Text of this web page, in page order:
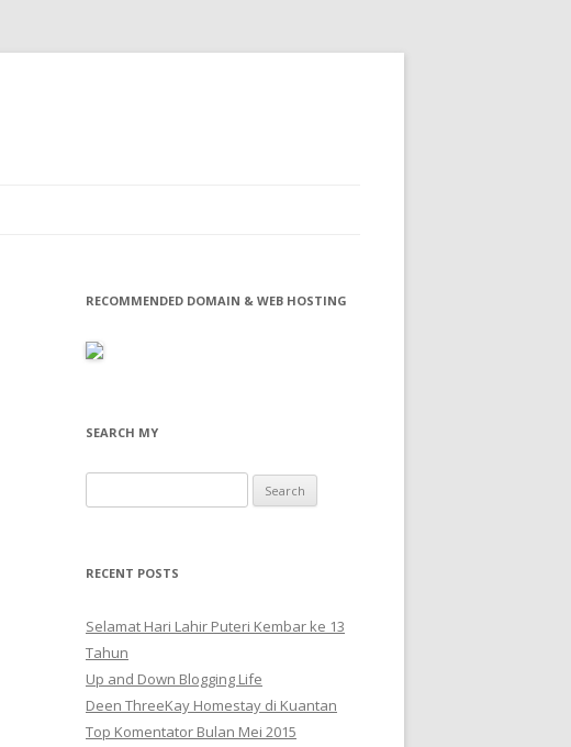
RECOMMENDED DOMAIN & WEB HOSTING
SEARCH MY
for:
RECENT POSTS
Selamat Hari Lahir Puteri Kembar ke 13
Tahun
Up and Down Blogging Life
Deen ThreeKay Homestay di Kuantan
Top Komentator Bulan Mei 2015